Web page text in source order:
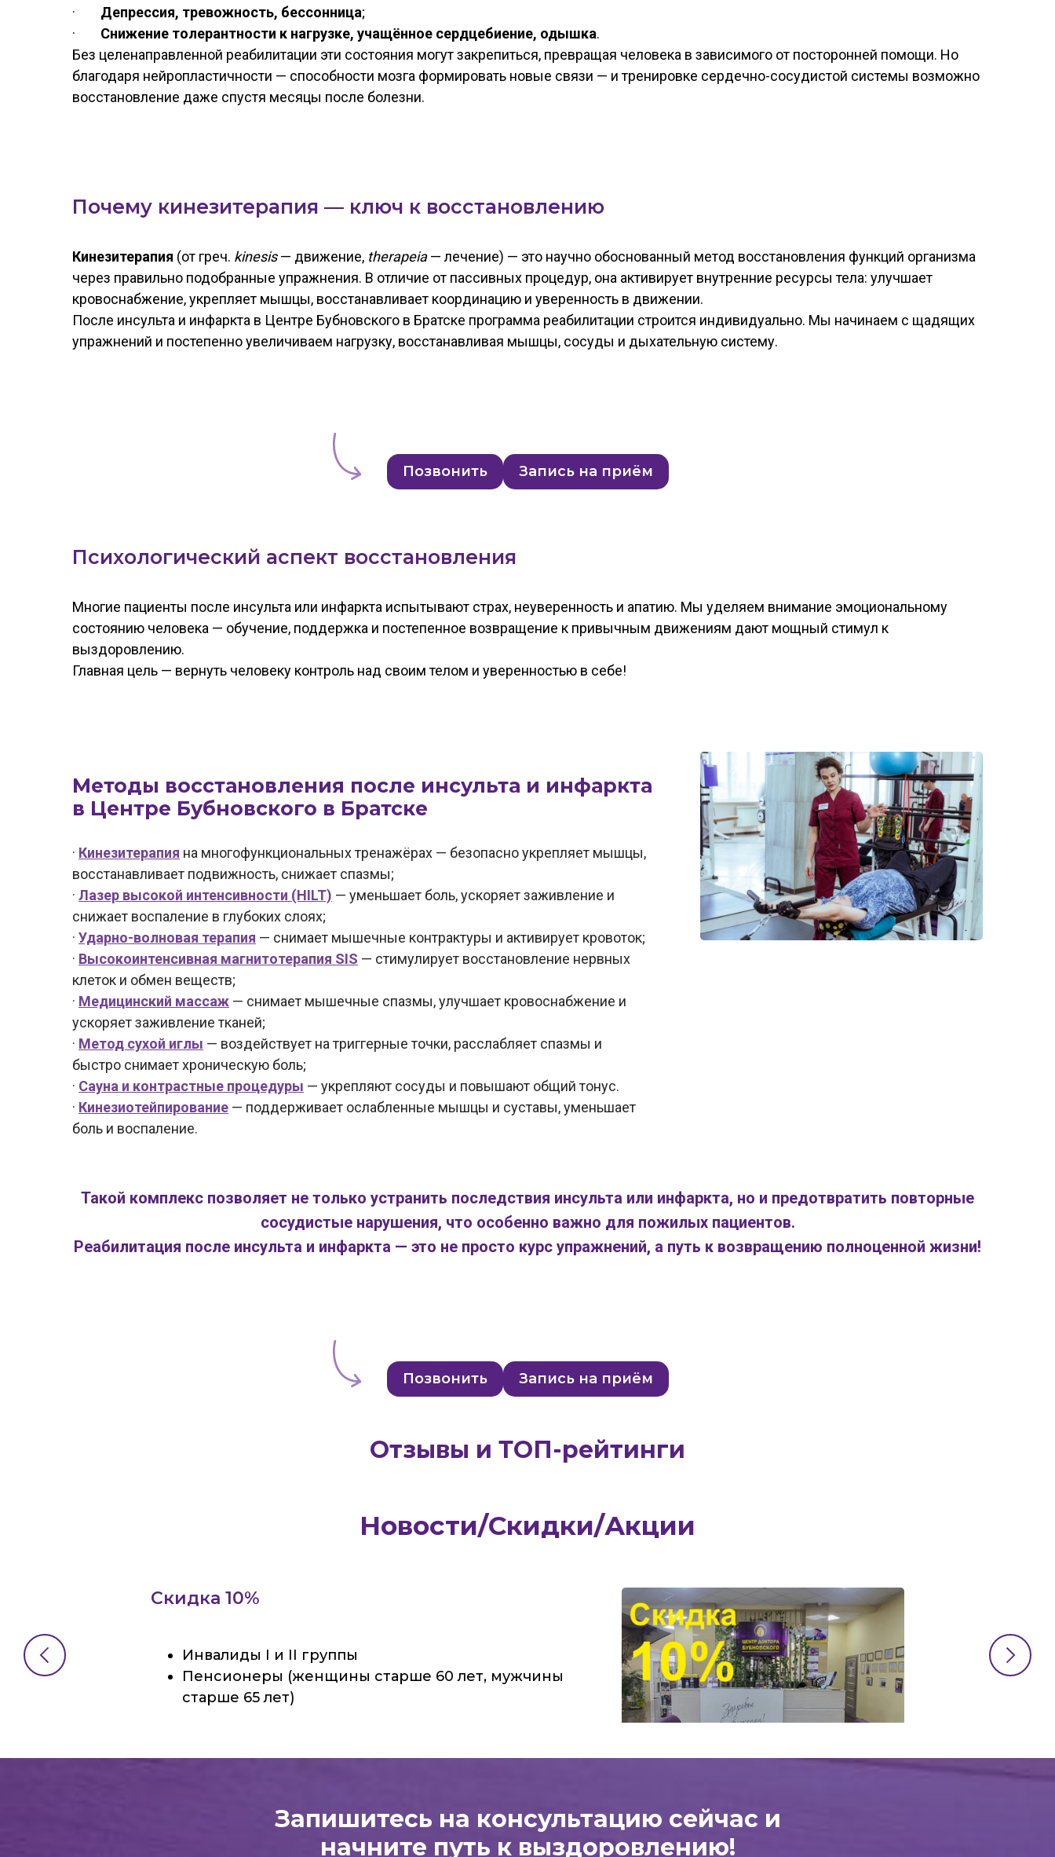
· Депрессия, тревожность, бессонница;
· Снижение толерантности к нагрузке, учащённое сердцебиение, одышка.
Без целенаправленной реабилитации эти состояния могут закрепиться, превращая человека в зависимого от посторонней помощи. Но
благодаря нейропластичности — способности мозга формировать новые связи — и тренировке сердечно-сосудистой системы возможно
восстановление даже спустя месяцы после болезни.
Почему кинезитерапия — ключ к восстановлению
Кинезитерапия (от греч. kinesis— движение, therapeia— лечение) — это научно обоснованный метод восстановления функций организма
через правильно подобранные упражнения. В отличие от пассивных процедур, она активирует внутренние ресурсы тела: улучшает
кровоснабжение, укрепляет мышцы, восстанавливает координацию и уверенность в движении.
После инсульта и инфаркта в Центре Бубновского в Братске программа реабилитации строится индивидуально. Мы начинаем с щадящих
упражнений и постепенно увеличиваем нагрузку, восстанавливая мышцы, сосуды и дыхательную систему.
Позвонить Запись на приём
Психологический аспект восстановления
Многие пациенты после инсульта или инфаркта испытывают страх, неуверенность и апатию. Мы уделяем внимание эмоциональному
состоянию человека — обучение, поддержка и постепенное возвращение к привычным движениям дают мощный стимул к
выздоровлению.
Главная цель — вернуть человеку контроль над своим телом и уверенностью в себе!
Методы восстановления после инсульта и инфаркта
в Центре Бубновского в Братске
· Кинезитерапия на многофункциональных тренажёрах — безопасно укрепляет мышцы,
восстанавливает подвижность, снижает спазмы;
· Лазер высокой интенсивности (HILT) — уменьшает боль, ускоряет заживление и
снижает воспаление в глубоких слоях;
· Ударно-волновая терапия — снимает мышечные контрактуры и активирует кровоток;
· Высокоинтенсивная магнитотерапия SIS — стимулирует восстановление нервных
клеток и обмен веществ;
· Медицинский массаж — снимает мышечные спазмы, улучшает кровоснабжение и
ускоряет заживление тканей;
· Метод сухой иглы — воздействует на триггерные точки, расслабляет спазмы и
быстро снимает хроническую боль;
· Сауна и контрастные процедуры — укрепляют сосуды и повышают общий тонус.
· Кинезиотейпирование — поддерживает ослабленные мышцы и суставы, уменьшает
боль и воспаление.
Такой комплекс позволяет не только устранить последствия инсульта или инфаркта, но и предотвратить повторные
сосудистые нарушения, что особенно важно для пожилых пациентов.
Реабилитация после инсульта и инфаркта — это не просто курс упражнений, а путь к возвращению полноценной жизни!
Позвонить Запись на приём
Отзывы и ТОП-рейтинги
Новости/Скидки/Акции
Скидка 10%
Инвалиды I и II группы
Пенсионеры (женщины старше 60 лет, мужчины
старше 65 лет)
Запишитесь на консультацию сейчас и
начните путь к выздоровлению!